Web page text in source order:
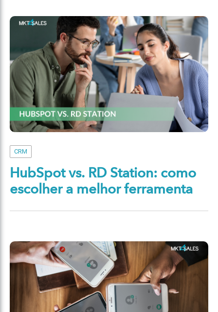
CRM
HubSpot vs. RD Station: como
escolher a melhor ferramenta